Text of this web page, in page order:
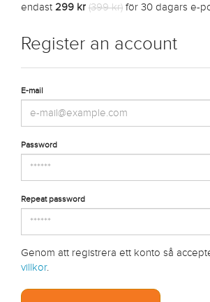
endast 299 kr (399 kr) för 30 dagars e-
Register an account
E-mail
Password
Repeat password
Genom att registrera ett konto så
villkor.